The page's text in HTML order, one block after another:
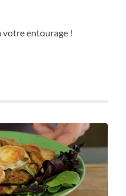
votre entourage !